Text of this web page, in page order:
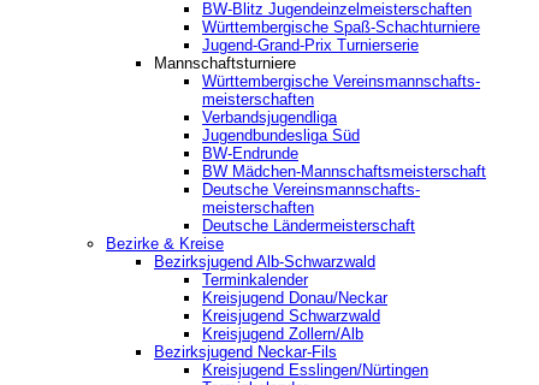
BW-Blitz Jugendeinzelmeisterschaften
Württembergische Spaß-Schachturniere
Jugend-Grand-Prix Turnierserie
Mannschaftsturniere
Württembergische Vereinsmannschafts-
meisterschaften
Verbandsjugendliga
Jugendbundesliga Süd
BW-Endrunde
BW Mädchen-Mannschaftsmeisterschaft
Deutsche Vereinsmannschafts-
meisterschaften
Deutsche Ländermeisterschaft
Bezirke & Kreise
Bezirksjugend Alb-Schwarzwald
Terminkalender
Kreisjugend Donau/Neckar
Kreisjugend Schwarzwald
Kreisjugend Zollern/Alb
Bezirksjugend Neckar-Fils
Kreisjugend ‎Esslingen/Nürtingen